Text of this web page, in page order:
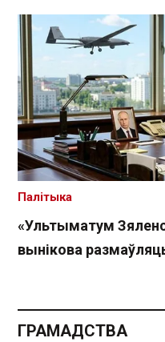
«Ультыматум
вынікова
Палітыка
ГРАМАДСТВА